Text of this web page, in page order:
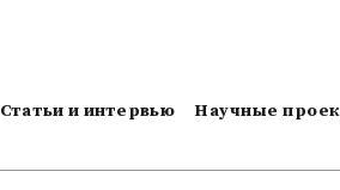
Статьи и интервью Научные